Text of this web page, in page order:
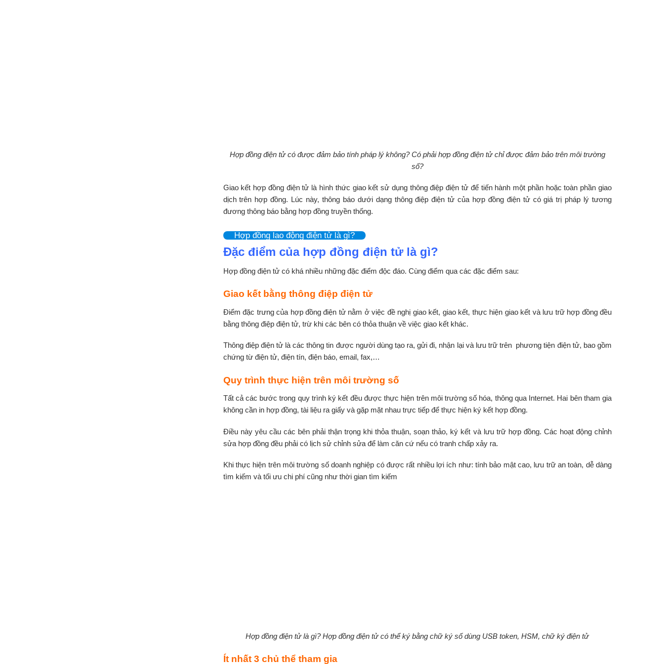
Hợp đồng điện tử có được đảm bảo tính pháp lý không? Có phải hợp đồng điện tử chỉ được đảm bảo trên môi trường
số?
Giao kết hợp đồng điện tử là hình thức giao kết sử dụng thông điệp điện tử để tiến hành một phần hoặc toàn phần giao
dịch trên hợp đồng. Lúc này, thông báo dưới dạng thông điệp điện tử của hợp đồng điện tử có giá trị pháp lý tương
đương thông báo bằng hợp đồng truyền thống.
Hợp đồng lao động điện tử là gì?
Đặc điểm của hợp đồng điện tử là gì?
Hợp đồng điện tử có khá nhiều những đặc điểm độc đáo. Cùng điểm qua các đặc điểm sau:
Giao kết bằng thông điệp điện tử
Điểm đặc trưng của hợp đồng điện tử nằm ở việc đề nghị giao kết, giao kết, thực hiện giao kết và lưu trữ hợp đồng đều
bằng thông điệp điện tử, trừ khi các bên có thỏa thuận về việc giao kết khác.
Thông điệp điện tử là các thông tin được người dùng tạo ra, gửi đi, nhận lại và lưu trữ trên phương tiện điện tử, bao gồm
chứng từ điện tử, điện tín, điện báo, email, fax,…
Quy trình thực hiện trên môi trường số
Tất cả các bước trong quy trình ký kết đều được thực hiện trên môi trường số hóa, thông qua Internet. Hai bên tham gia
không cần in hợp đồng, tài liệu ra giấy và gặp mặt nhau trực tiếp để thực hiện ký kết hợp đồng.
Điều này yêu cầu các bên phải thận trọng khi thỏa thuận, soạn thảo, ký kết và lưu trữ hợp đồng. Các hoạt động chỉnh
sửa hợp đồng đều phải có lịch sử chỉnh sửa để làm căn cứ nếu có tranh chấp xảy ra.
Khi thực hiện trên môi trường số doanh nghiệp có được rất nhiều lợi ích như: tính bảo mật cao, lưu trữ an toàn, dễ dàng
tìm kiếm và tối ưu chi phí cũng như thời gian tìm kiếm
Hợp đồng điện tử là gì? Hợp đồng điện tử có thể ký bằng chữ ký số dùng USB token, HSM, chữ ký điện tử
Ít nhất 3 chủ thể tham gia